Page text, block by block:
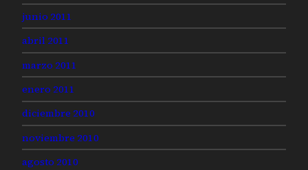
junio 2011
abril 2011
marzo 2011
enero 2011
diciembre 2010
noviembre 2010
agosto 2010